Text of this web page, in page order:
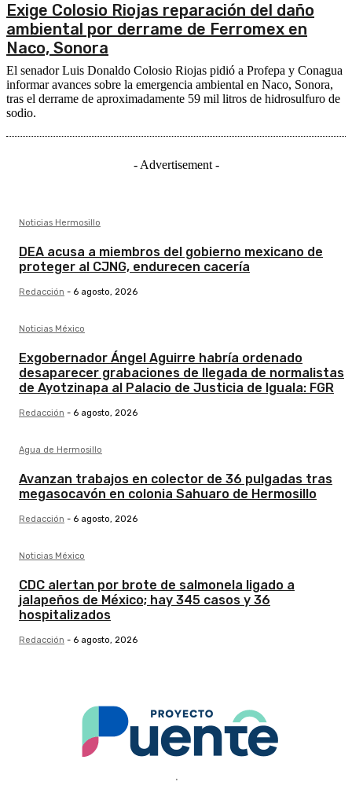
Exige Colosio Riojas reparación del daño
ambiental por derrame de Ferromex en
Naco, Sonora
El senador Luis Donaldo Colosio Riojas pidió a Profepa y Conagua
informar avances sobre la emergencia ambiental en Naco, Sonora,
tras el derrame de aproximadamente 59 mil litros de hidrosulfuro de
sodio.
- Advertisement -
Noticias Hermosillo
DEA acusa a miembros del gobierno mexicano de
proteger al CJNG, endurecen cacería
Redacción - 6 agosto, 2026
Noticias México
Exgobernador Ángel Aguirre habría ordenado
desaparecer grabaciones de llegada de normalistas
de Ayotzinapa al Palacio de Justicia de Iguala: FGR
Redacción - 6 agosto, 2026
Agua de Hermosillo
Avanzan trabajos en colector de 36 pulgadas tras
megasocavón en colonia Sahuaro de Hermosillo
Redacción - 6 agosto, 2026
Noticias México
CDC alertan por brote de salmonela ligado a
jalapeños de México; hay 345 casos y 36
hospitalizados
Redacción - 6 agosto, 2026
.